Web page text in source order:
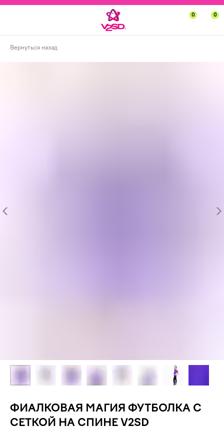
0
0
Вернуться назад
ФИАЛКОВАЯ МАГИЯ ФУТБОЛКА С
СЕТКОЙ НА СПИНЕ V2SD